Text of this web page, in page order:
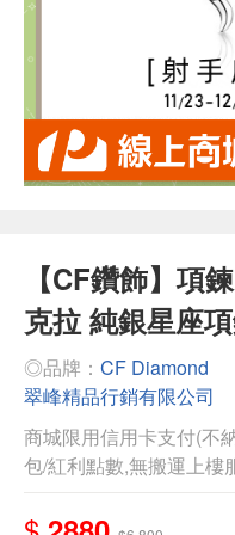
【CF鑽飾】項
克拉 純銀星座
◎品牌： CF Diamond
翠峰精品行銷有限公司
商城限用信用卡支付(不
包/紅利點數,無搬運上樓